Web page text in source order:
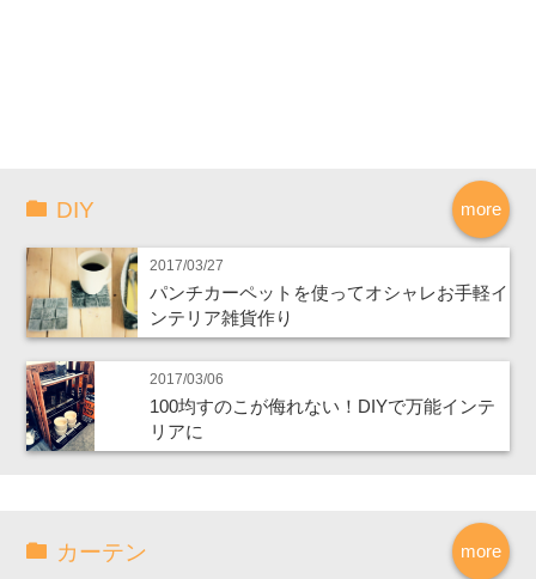
more
DIY
2017/03/27
パンチカーペットを使ってオシャレお手軽イ
ンテリア雑貨作り
2017/03/06
100均すのこが侮れない！DIYで万能インテ
リアに
more
カーテン